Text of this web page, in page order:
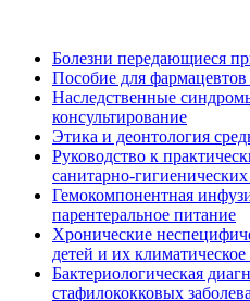
Болезни передающиеся
Пособие для фармацевтов
Наследственные
консультирование
Этика и деонтология
Руководство к
санитарно-
Гемокомпонентная
парентеральное питание
Хронические
детей и их климатическое
Бактериологическая
стафилококковых